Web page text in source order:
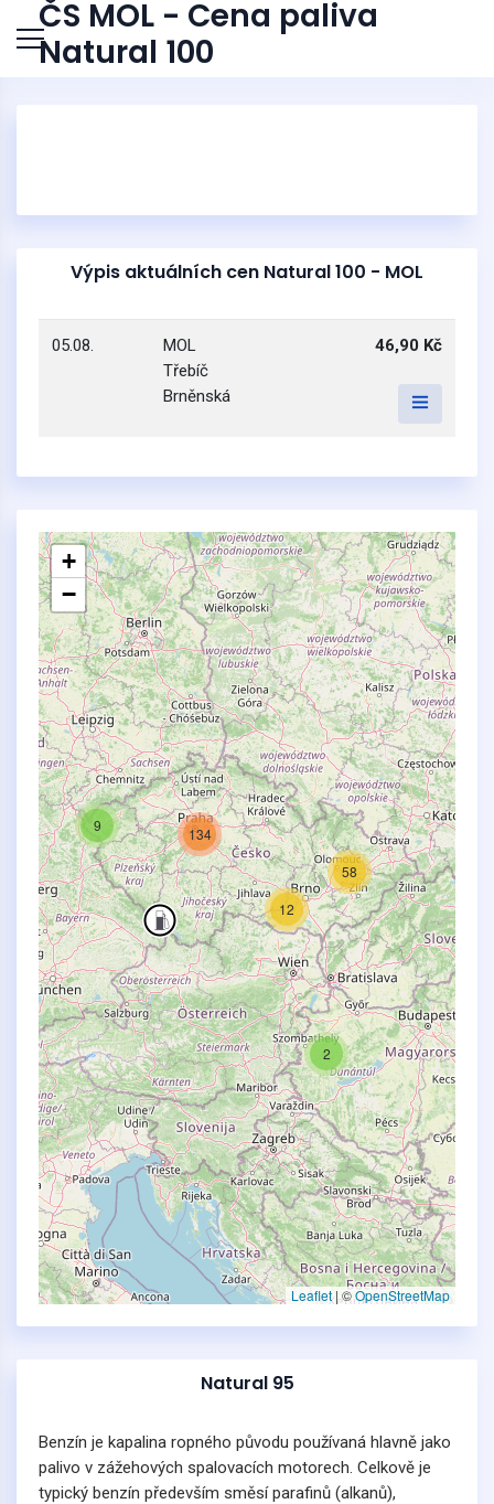
ČS MOL - Cena paliva
Natural 100
Výpis aktuálních cen Natural 100 - MOL
05.08.
MOL
Třebíč
Brněnská
46,90 Kč
2
58
9
12
134
+
−
Leaflet |©OpenStreetMap
Natural 95
Benzín je kapalina ropného původu používaná hlavně jako
palivo v zážehových spalovacích motorech. Celkově je
typický benzín především směsí parafinů (alkanů),